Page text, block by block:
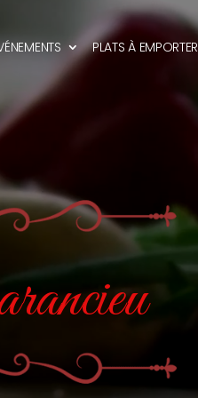
PLATS À EMPORTER